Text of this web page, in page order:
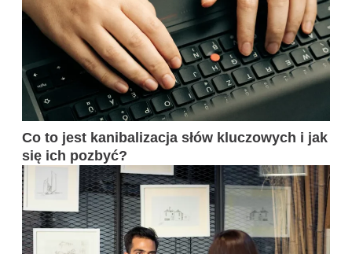
Co to jest kanibalizacja słów kluczowych i jak
się ich pozbyć?